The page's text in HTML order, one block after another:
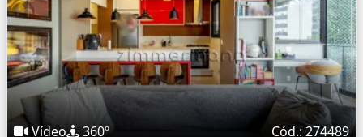
Vídeo 360º Cód.: 274489